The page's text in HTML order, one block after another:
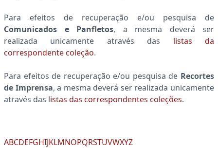
Para efeitos de recuperação e/ou pesquisa de
Comunicados e Panfletos, a mesma deverá ser
realizada unicamente através das listas da
correspondente coleção.
Para efeitos de recuperação e/ou pesquisa de Recortes
de Imprensa, a mesma deverá ser realizada unicamente
através das listas das correspondentes coleções.
ABCDEFGHIJKLMNOPQRSTUVWXYZ